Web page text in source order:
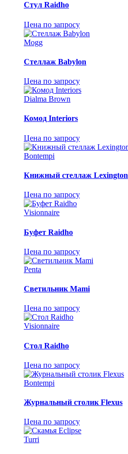
Стул Raidho
Цена по запросу
Mogg
Стеллаж Babylon
Цена по запросу
Dialma Brown
Комод Interiors
Цена по запросу
Bontempi
Книжный стеллаж Lexington
Цена по запросу
Visionnaire
Буфет Raidho
Цена по запросу
Penta
Светильник Mami
Цена по запросу
Visionnaire
Стол Raidho
Цена по запросу
Bontempi
Журнальный столик Flexus
Цена по запросу
Turri